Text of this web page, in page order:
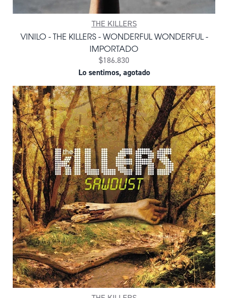
THE KILLERS
VINILO - THE KILLERS - WONDERFUL WONDERFUL -
IMPORTADO
$186.830
Lo sentimos, agotado